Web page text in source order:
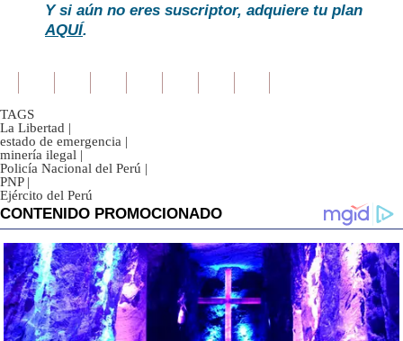
Y si aún no eres suscriptor, adquiere tu plan
AQUÍ.
TAGS
La Libertad |
estado de emergencia |
minería ilegal |
Policía Nacional del Perú |
PNP |
Ejército del Perú